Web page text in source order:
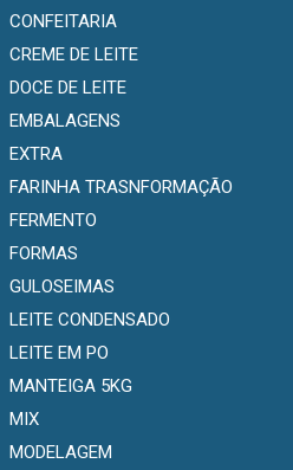
CONFEITARIA
CREME DE LEITE
DOCE DE LEITE
EMBALAGENS
EXTRA
FARINHA TRASNFORMAÇÃO
FERMENTO
FORMAS
GULOSEIMAS
LEITE CONDENSADO
LEITE EM PO
MANTEIGA 5KG
MIX
MODELAGEM